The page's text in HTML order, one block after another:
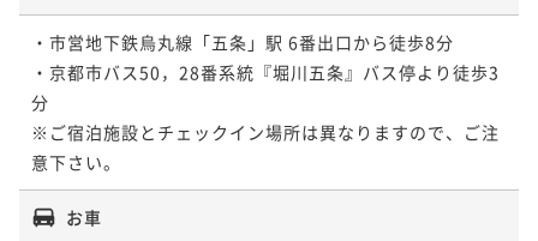
・市営地下鉄烏丸線「五条」駅 6番出口から徒歩8分
・京都市バス50，28番系統『堀川五条』バス停より徒歩3
分
※ご宿泊施設とチェックイン場所は異なりますので、ご注
意下さい。
お車